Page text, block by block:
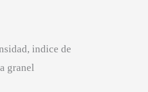
indice de
granel